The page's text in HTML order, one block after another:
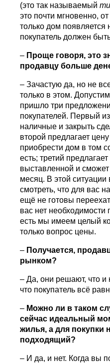
(это так называемый
это почти мгновенно,
только дом
покупатель должен
– Проще говоря, это
продавцу больше
– Зачастую да, но не
только в этом.
пришло три
покупателей. Первый из
наличные и закрыть
второй предлагает
приобрести дом в том
есть; третий
выставленной и сможет
месяц. В этой
смотреть, что для вас
ещё не готовы
вас нет необходимости
есть мы имеем целый
только вопрос цены.
– Получается,
рынком?
– Да, они решают, что и
что покупатель всё
– Можно ли в таком
сейчас идеальный
жилья, а для покупки
подходящий?
– И да, и нет. Когда вы